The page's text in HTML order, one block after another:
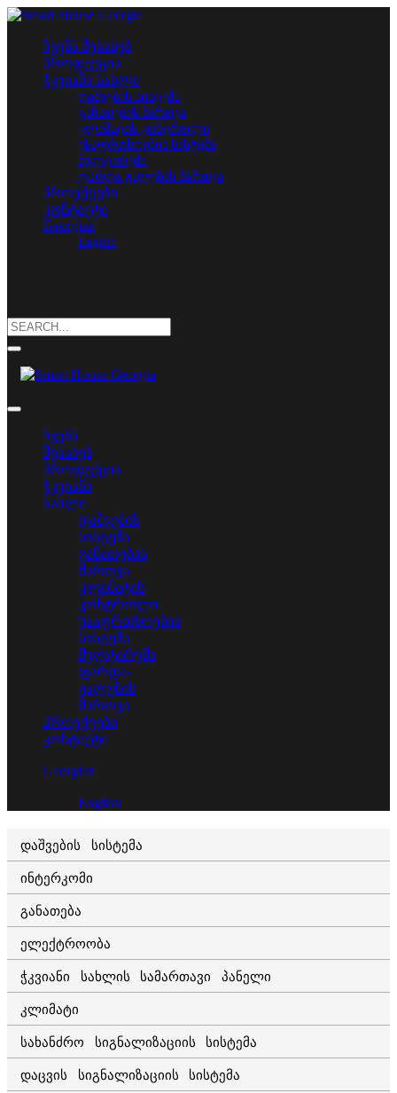
ჩვენს შესახებ
პროდუქცია
ჭკვიანი სახლი
დაშვების სისტემა
განათების მართვა
კლიმატის კონტროლი
უსაფრთხოების სისტემა
მულტირუმი
ფარდა-ჟალუზის მართვა
პროექტები
კონტაქტი
Georgian
English
ჩვენს
შესახებ
პროდუქცია
ჭკვიანი
სახლი
დაშვების
სისტემა
განათების
მართვა
კლიმატის
კონტროლი
უსაფრთხოების
სისტემა
მულტირუმი
ფარდა-
ჟალუზის
მართვა
პროექტები
კონტაქტი
Georgian
English
დაშვების სისტემა
ინტერკომი
განათება
ელექტროობა
ჭკვიანი სახლის სამართავი პანელი
კლიმატი
სახანძრო სიგნალიზაციის სისტემა
დაცვის სიგნალიზაციის სისტემა